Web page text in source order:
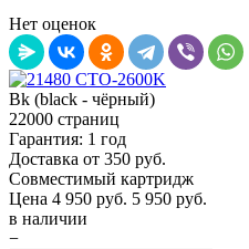
Нет оценок
Bk (black - чёрный)
22000 страниц
Гарантия: 1 год
Доставка от 350 руб.
Совместимый картридж
Цена 4 950 руб. 5 950 руб.
в наличии
−